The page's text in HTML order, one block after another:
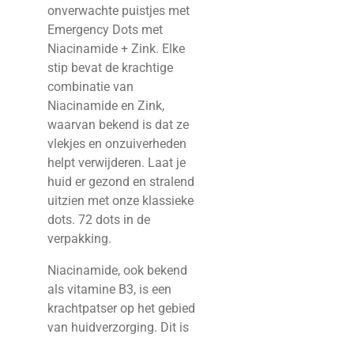
onverwachte puistjes met
Emergency Dots met
Niacinamide + Zink. Elke
stip bevat de krachtige
combinatie van
Niacinamide en Zink,
waarvan bekend is dat ze
vlekjes en onzuiverheden
helpt verwijderen. Laat je
huid er gezond en stralend
uitzien met onze klassieke
dots. 72 dots in de
verpakking.
Niacinamide, ook bekend
als vitamine B3, is een
krachtpatser op het gebied
van huidverzorging. Dit is